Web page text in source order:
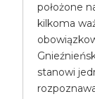
położone
kilkoma
stanowi